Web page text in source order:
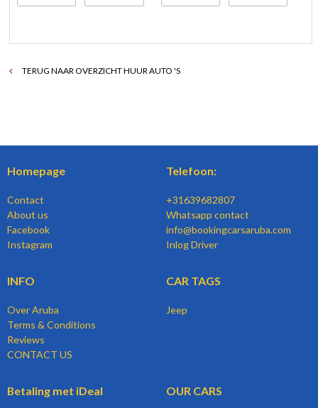
TERUG NAAR OVERZICHT HUUR AUTO 'S
Homepage
Contact
About us
Facebook
Instagram
Telefoon:
+31639682807
Whatsapp contact
info@bookingcarsaruba.com
Inlog Driver
INFO
Over Aruba
Terms & Conditions
Reviews
CONTACT US
CAR TAGS
Jeep
Betaling met iDeal OUR CARS